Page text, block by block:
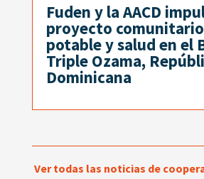
Fuden y la AACD
proyecto
potable y salud en el
Triple Ozama,
Dominicana
Ver todas las noticias de